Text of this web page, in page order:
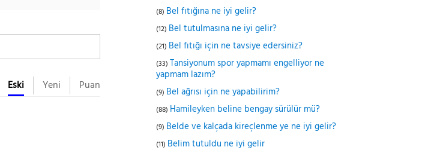
Eski Yeni Puan
(8) Bel fıtığına ne iyi gelir?
(12) Bel tutulmasına ne iyi gelir?
(21) Bel fıtığı için ne tavsiye edersiniz?
(33) Tansiyonum spor yapmamı engelliyor ne
yapmam lazım?
(9) Bel ağrısı için ne yapabilirim?
(88) Hamileyken beline bengay sürülür mü?
(9) Belde ve kalçada kireçlenme ye ne iyi gelir?
(11) Belim tutuldu ne iyi gelir